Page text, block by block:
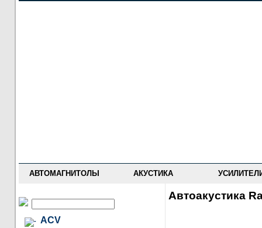
АВТОМАГНИТОЛЫ АКУСТИКА
ACV
Автоакустика